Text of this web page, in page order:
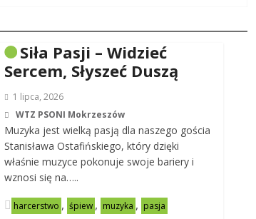
Siła Pasji – Widzieć
Sercem, Słyszeć Duszą
1 lipca, 2026
WTZ PSONI Mokrzeszów
Muzyka jest wielką pasją dla naszego gościa
Stanisława Ostafińskiego, który dzięki
właśnie muzyce pokonuje swoje bariery i
wznosi się na…..
harcerstwo , śpiew , muzyka , pasja